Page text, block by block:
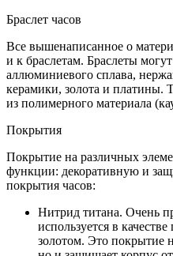
Браслет часов
Все вышенаписанное о
и к браслетам. Браслеты
аллюминиевого сплава,
керамики, золота и платины.
из полимерного материала
Покрытия
Покрытие на различных
функции: декоративную и
покрытия часов:
Нитрид титана. Очень
используется в
золотом. Это покрытие